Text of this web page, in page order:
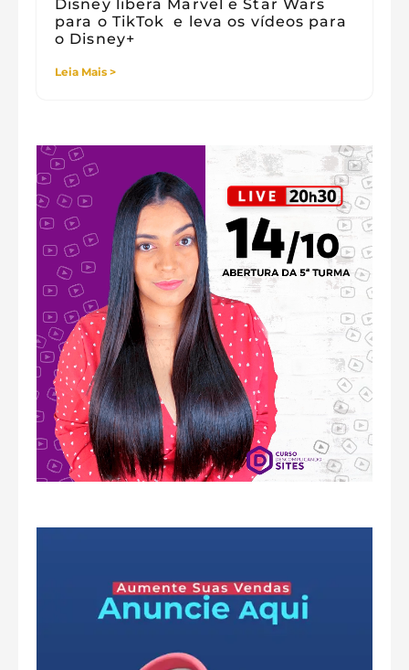
Disney libera Marvel e Star Wars
para o TikTok e leva os vídeos para
o Disney+
Leia Mais >